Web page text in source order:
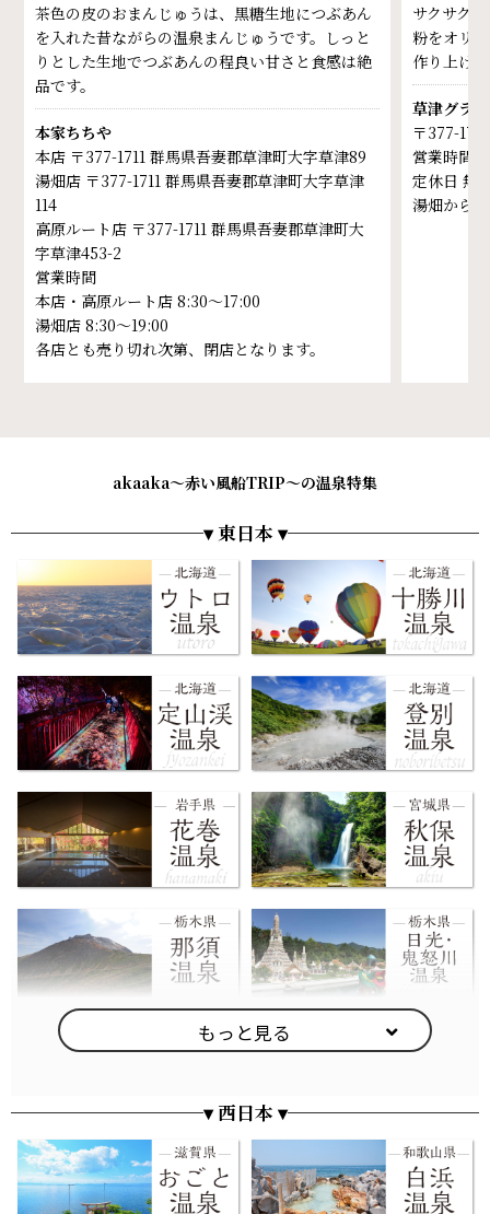
茶色の皮のおまんじゅうは、黒糖生地につぶあん
を入れた昔ながらの温泉まんじゅうです。しっと
りとした生地でつぶあんの程良い甘さと食感は絶
品です。
本家ちちや
本店 〒377-1711 群馬県吾妻郡草津町大字草津89
湯畑店 〒377-1711 群馬県吾妻郡草津町大字草津
114
高原ルート店 〒377-1711 群馬県吾妻郡草津町大
字草津453-2
営業時間
本店・高原ルート店 8:30～17:00
湯畑店 8:30～19:00
各店とも売り切れ次第、閉店となります。
サクサク
粉をオリ
作り上げ
草津グラ
〒377-
営業時間
定休日 無
湯畑から
akaaka～赤い風船TRIP～の温泉特集
▾ 東日本 ▾
▾ 西日本 ▾